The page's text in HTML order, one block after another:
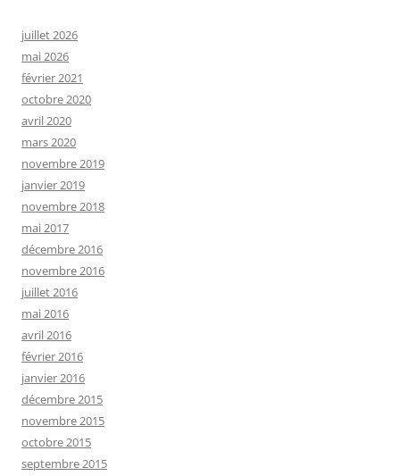
juillet 2026
mai 2026
février 2021
octobre 2020
avril 2020
mars 2020
novembre 2019
janvier 2019
novembre 2018
mai 2017
décembre 2016
novembre 2016
juillet 2016
mai 2016
avril 2016
février 2016
janvier 2016
décembre 2015
novembre 2015
octobre 2015
septembre 2015